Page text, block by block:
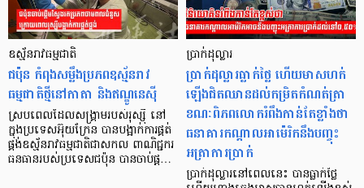
ឧស្ម័នរាវធម្មជាតិ
ជប៉ុន កំពុងសម្លឹងប្រភពឧស្ម័នរាវ
ធម្មជាតិថ្មីនៅកាតា និងឥណ្ឌូនេស៊ី
ស្របពេលដែលសង្រ្គាមរបស់រុស្ស៊ី នៅ
ក្នុងប្រទេសអ៊ុយក្រែន បានបង្អាក់ការផ្គត់
ផ្គង់ឧស្ម័នរាវធម្មជាតិជាសកល ពាណិជ្ជករ
ធនធានរបស់ប្រទេសជប៉ុន បានចាប់ផ្ត…
ប្រាក់ដុល្លារ
ប្រាក់ដុល្លារធ្លាក់ថ្លៃ ហើយមាសហក់
ឡើងជិតឈានដល់កម្រិតកំណត់ត្រា
ខណៈពិភពលោករំពឹងកាន់តែខ្លាំងថា
ធនាគារកណ្ដាលអាម៉េរិកនឹងបញ្ចុះ
អត្រាការប្រាក់
ប្រាក់ដុល្លារនៅពេលនេះ បានធ្លាក់ថ្លៃ